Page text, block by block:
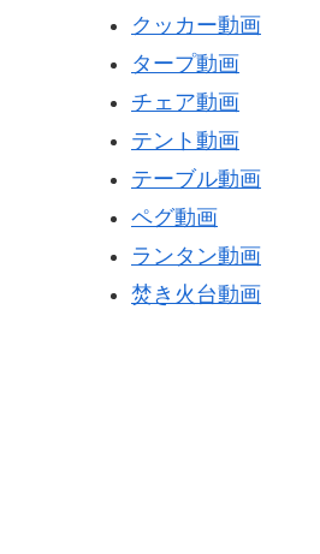
クッカー動画
タープ動画
チェア動画
テント動画
テーブル動画
ペグ動画
ランタン動画
焚き火台動画